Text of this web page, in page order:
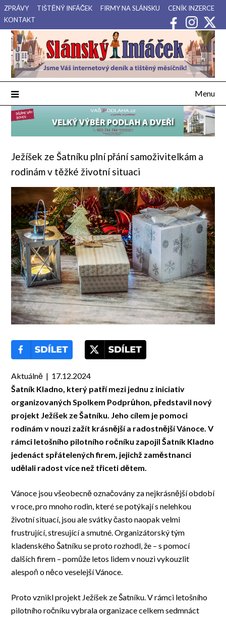
Přejdi
na
obsah
ZPRÁVY TIŠTĚNÝ INFÁČEK FIRMY NA SLÁNSKU
CENÍK INZERCE
KONTAKT
Slánský Infáček
Váš internetový deník a tištěný měsíčník pro Slánsko, Kladensko
a Lounsko.
Menu
Ježíšek ze Šatníku plní přání samoživitelkám a
rodinám v těžké životní situaci
Aktuálně | 17.12.2024
Šatník Kladno, který patří mezi jednu z iniciativ
organizovaných Spolkem Podprůhon, představil nový
projekt Ježíšek ze Šatníku. Jeho cílem je pomoci
rodinám v nouzi zažít krásnější a radostnější Vánoce. V
rámci letošního pilotního ročníku zapojil Šatník Kladno
jedenáct spřátelených firem, jejichž zaměstnanci
udělali radost více než třiceti dětem.
Vánoce jsou všeobecně označovány za nejkrásnější období
v roce, pro mnoho rodin, které se potýkají s nelehkou
životní situací, jsou ale svátky často naopak velmi
frustrující, stresující a smutné. Organizátorský tým
kladenského Šatníku se proto rozhodl, že – s pomocí
dalších firem – pomůže letos lidem v nouzi vykouzlit
alespoň o něco veselejší Vánoce.
Proto vznikl projekt Ježíšek ze Šatníku. V rámci letošního
pilotního ročníku vybrala organizace celkem sedmnáct